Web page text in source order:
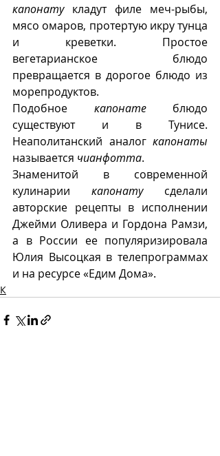
капонату кладут филе меч-рыбы,
мясо омаров, протертую икру тунца
и креветки. Простое
вегетарианское блюдо
превращается в дорогое блюдо из
морепродуктов.
Подобное капонате блюдо
существуют и в Тунисе.
Неаполитанский аналог капонаты
называется чианфотта.
Знаменитой в современной
кулинарии капонату сделали
авторские рецепты в исполнении
Джейми Оливера и Гордона Рамзи,
а в России ее популяризировала
Юлия Высоцкая в телепрограммах
и на ресурсе «Едим Дома».
К